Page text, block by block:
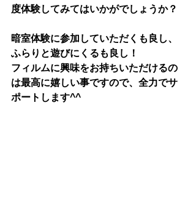
度体験してみてはいかがでしょうか？
暗室体験に参加していただくも良し、
ふらりと遊びにくるも良し！
フィルムに興味をお持ちいただけるの
は最高に嬉しい事ですので、全力でサ
ポートします^^